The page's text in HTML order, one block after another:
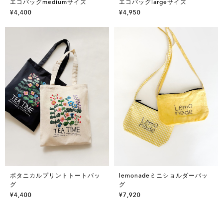
エコバッグmediumサイズ
¥4,400
エコバッグlargeサイズ
¥4,950
ボタニカルプリントトートバッ
グ
¥4,400
lemonadeミニショルダーバッ
グ
¥7,920